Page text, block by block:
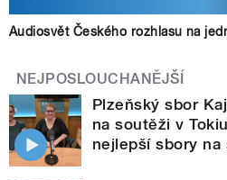
Audiosvět Českého rozhlasu na
NEJPOSLOUCHANĚJŠÍ
Plzeňský sbor
na soutěži v
nejlepší sbory na